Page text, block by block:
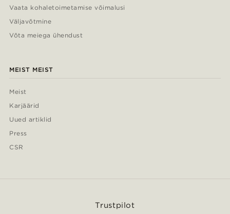
Vaata kohaletoimetamise võimalusi
Väljavõtmine
Võta meiega ühendust
MEIST MEIST
Meist
Karjäärid
Uued artiklid
Press
CSR
Trustpilot